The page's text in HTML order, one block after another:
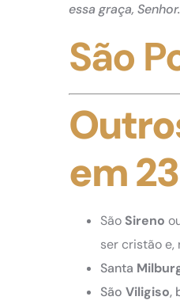
essa graça,
São
em
São Sireno
ser cristão e,
Santa
São Viligiso,